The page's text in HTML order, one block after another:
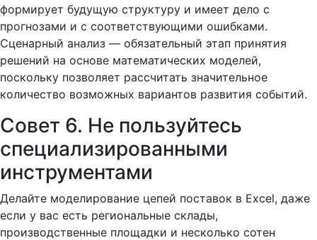
формирует будущую структуру и имеет дело с
прогнозами и с соответствующими ошибками.
Сценарный анализ — обязательный этап принятия
решений на основе математических моделей,
поскольку позволяет рассчитать значительное
количество возможных вариантов развития событий.
Совет 6. Не пользуйтесь
специализированными
инструментами
Делайте моделирование цепей поставок в Excel, даже
если у вас есть региональные склады,
производственные площадки и несколько сотен